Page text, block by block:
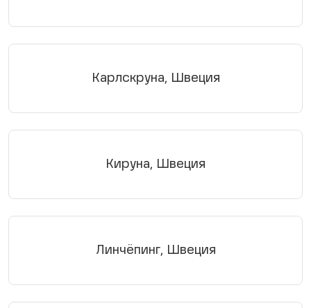
Карлскруна, Швеция
Кируна, Швеция
Линчёпинг, Швеция